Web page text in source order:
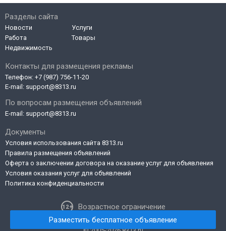
Контакты для размещения рекламы
Телефон: +7 (987) 756-11-20
E-mail: support@8313.ru
По вопросам размещения объявлений
E-mail: support@8313.ru
Документы
Условия использования сайта 8313.ru
Правила размещения объявлений
Оферта о заключении договора на оказание услуг для объявления
Условия оказания услуг для объявлений
Политика конфиденциальности
Возрастное ограничение
Разделы сайта
Новости
Работа
Недвижимость
Услуги
Товары
Разместить бесплатное объявление